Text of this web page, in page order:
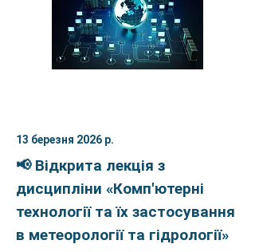
13 березня 2026 р.
📢 Відкрита лекція з
дисципліни «Комп'ютерні
технології та їх застосування
в метеорології та гідрології»